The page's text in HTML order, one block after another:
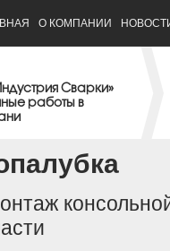
О КОМПАНИИ
Сварки»
работы в